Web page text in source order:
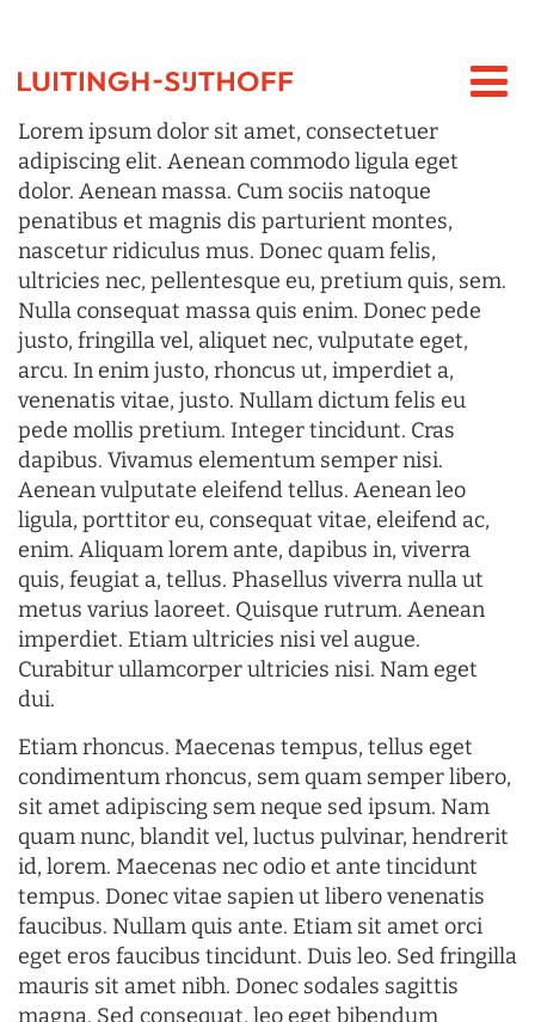
Lorem ipsum dolor sit amet, consectetuer
adipiscing elit. Aenean commodo ligula eget
dolor. Aenean massa. Cum sociis natoque
penatibus et magnis dis parturient montes,
nascetur ridiculus mus. Donec quam felis,
ultricies nec, pellentesque eu, pretium quis, sem.
Nulla consequat massa quis enim. Donec pede
justo, fringilla vel, aliquet nec, vulputate eget,
arcu. In enim justo, rhoncus ut, imperdiet a,
venenatis vitae, justo. Nullam dictum felis eu
pede mollis pretium. Integer tincidunt. Cras
dapibus. Vivamus elementum semper nisi.
Aenean vulputate eleifend tellus. Aenean leo
ligula, porttitor eu, consequat vitae, eleifend ac,
enim. Aliquam lorem ante, dapibus in, viverra
quis, feugiat a, tellus. Phasellus viverra nulla ut
metus varius laoreet. Quisque rutrum. Aenean
imperdiet. Etiam ultricies nisi vel augue.
Curabitur ullamcorper ultricies nisi. Nam eget
dui.
Etiam rhoncus. Maecenas tempus, tellus eget
condimentum rhoncus, sem quam semper libero,
sit amet adipiscing sem neque sed ipsum. Nam
quam nunc, blandit vel, luctus pulvinar, hendrerit
id, lorem. Maecenas nec odio et ante tincidunt
tempus. Donec vitae sapien ut libero venenatis
faucibus. Nullam quis ante. Etiam sit amet orci
eget eros faucibus tincidunt. Duis leo. Sed fringilla
mauris sit amet nibh. Donec sodales sagittis
magna. Sed consequat, leo eget bibendum